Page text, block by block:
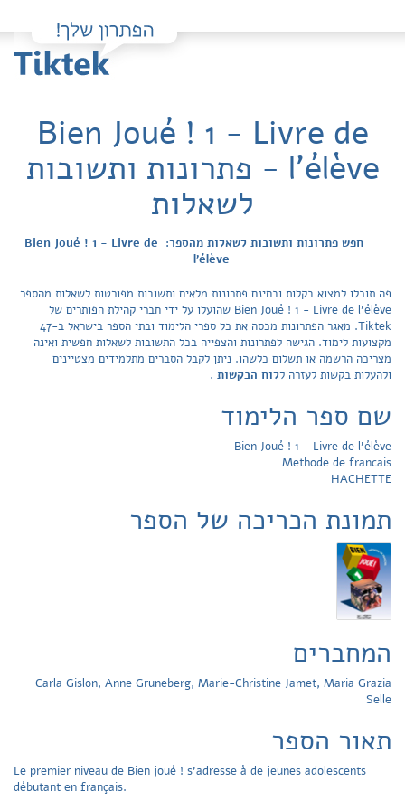
Bien Joué ! 1 - Livre de
l'élève - פתרונות ותשובות
לשאלות
חפש פתרונות ותשובות לשאלות מהספר: Bien Joué ! 1 - Livre de
l'élève
פה תוכלו למצוא בקלות ובחינם פתרונות מלאים ותשובות מפורטות לשאלות מהספר
Bien Joué ! 1 - Livre de l'élève שהועלו על ידי חברי קהילת הפותרים של
Tiktek. מאגר הפתרונות מכסה את כל ספרי הלימוד ובתי הספר בישראל ב-47
מקצועות לימוד. הגישה לפתרונות והצפייה בכל התשובות לשאלות חפשית ואינה
מצריכה הרשמה או תשלום כלשהו. ניתן לקבל הסברים מתלמידים מצטיינים
ולהעלות בקשות לעזרה ללוח הבקשות .
שם ספר הלימוד
Bien Joué ! 1 - Livre de l'élève
Methode de francais
HACHETTE
תמונת הכריכה של הספר
המחברים
Carla Gislon, Anne Gruneberg, Marie-Christine Jamet, Maria Grazia
Selle
תאור הספר
Le premier niveau de Bien joué ! s'adresse à de jeunes adolescents
débutant en français.